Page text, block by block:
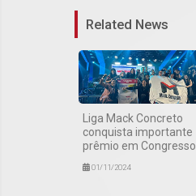
Related News
Liga Mack Concreto
conquista importante
prêmio em Congresso
01/11/2024